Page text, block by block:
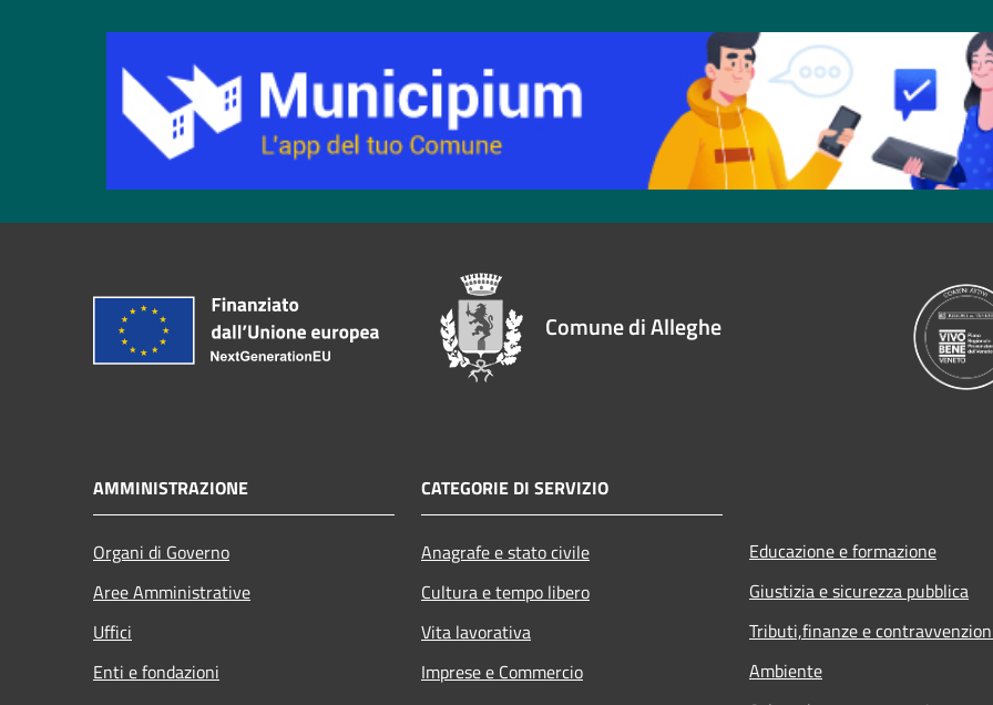
Comune di Alleghe
AMMINISTRAZIONE
Organi di Governo
Aree Amministrative
Uffici
Enti e fondazioni
CATEGORIE DI SERVIZIO
Anagrafe e stato civile
Cultura e tempo libero
Vita lavorativa
Imprese e Commercio
Educazione e formazione
Giustizia e sicurezza pubblica
Tributi,finanze e
Ambiente